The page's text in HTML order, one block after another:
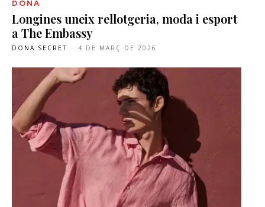
DONA
Longines uneix rellotgeria, moda i esport
a The Embassy
DONA SECRET - 4 DE MARÇ DE 2026